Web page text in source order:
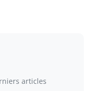
articles